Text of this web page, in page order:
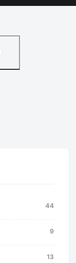
44
9
13